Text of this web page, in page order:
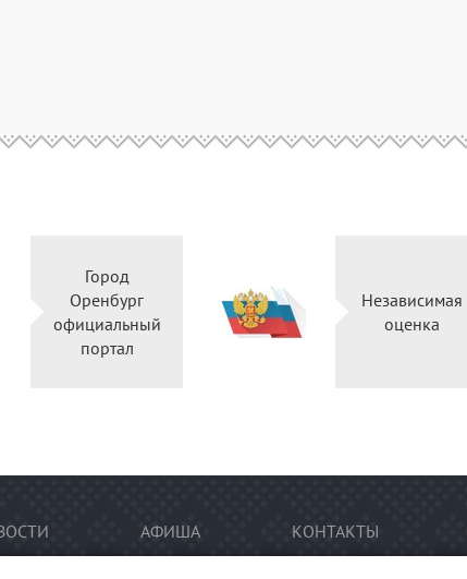
Город
Оренбург
официальный
портал
Независимая
оценка
АФИША КОНТАКТЫ